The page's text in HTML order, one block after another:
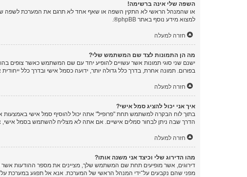
השפה שלי אינה ברשימה!
או שהמנהל הראשי לא התקין השפה או שאף אחד לא תרגם את המערכת לשפה
למצוא מידע נוסף באתר phpBB
®.
חזרה למעלה
מה הן התמונות לצד שם המשתמש שלי?
ישנם שני סוגי תמונות אשר עשויים להופיע יחד עם שם המשתמש כאשר צופים
בפורום. תמונה אחרת, בדרך כלל גדולה יותר, ידועה כסמל אישי ובדרך כלל
חזרה למעלה
איך אני יכול להציג סמל אישי?
הדרך שבה ניתן לבחור סמלים אישיים. אם אתה לא מצליח להשתמש בסמל אישי,
חזרה למעלה
מהו הדירוג שלי וכיצד אני משנה אותו?
דירוגים, אשר מופיעים תחת שם המשתמש שלך, מציינים את מספר ההודעות אשר
מפני שהם נקבעים על־ידי המנהל הראשי של המערכת. אנא אל תפגע במערכת